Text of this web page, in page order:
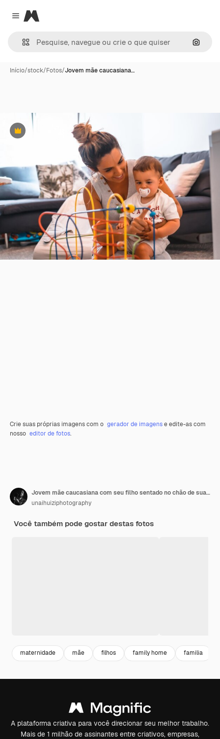
Close menu
Magnific
Início/stock/Fotos/Jovem mãe caucasiana…
Premium
Crie suas próprias imagens com o gerador de imagense edite-as com
nosso editor de fotos.
Jovem mãe caucasiana com seu filho sentado no chão de sua casa
unaihuiziphotography
Você também pode gostar destas fotos
maternidade mãe filhos family home familia
A plataforma criativa para você direcionar seu melhor trabalho.
Mais de 1 milhão de assinantes entre criativos, empresas,